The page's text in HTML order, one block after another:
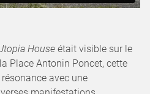
House était visible sur le
Place Antonin Poncet, cette
avec une